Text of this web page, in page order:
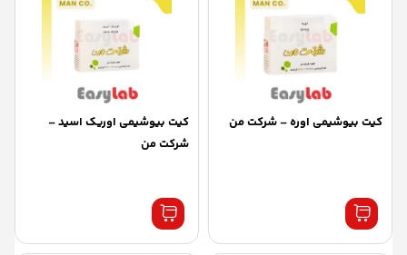
کیت بیوشیمی اوره – شرکت من
کیت بیوشیمی اوریک اسید –
شرکت من